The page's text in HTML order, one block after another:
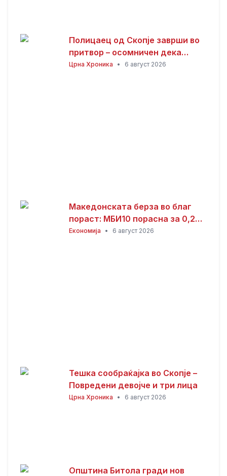
Полицаец од Скопје заврши во
притвор – осомничен дека
присвоил пари од сообраќајни
Црна Хроника • 6 август 2026
Македонската берза во благ
пораст: МБИ10 порасна за 0,26
отсто, најтргувани акциите на
Економија • 6 август 2026
Тешка сообраќајка во Скопје –
Повредени девојче и три лица
Црна Хроника • 6 август 2026
Општина Битола гради нов